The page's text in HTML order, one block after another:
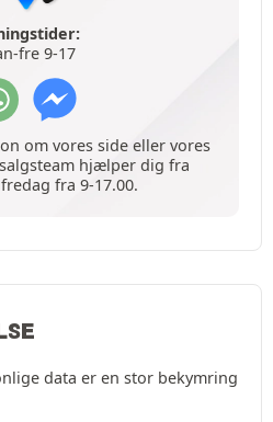
fre 9-17
om vores side eller vores
hjælper dig fra
fra 9-17.00.
data er en stor bekymring